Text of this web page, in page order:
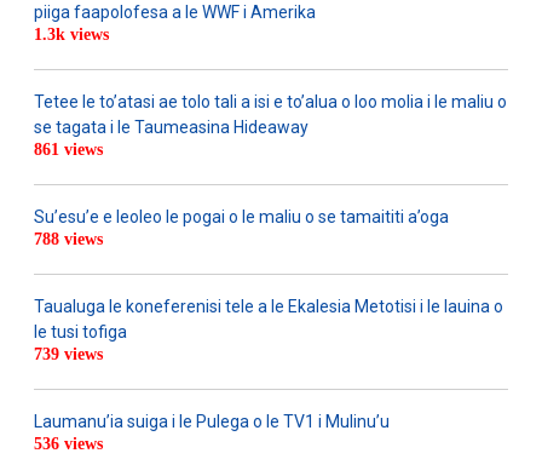
piiga faapolofesa a le WWF i Amerika
1.3k views
Tetee le to’atasi ae tolo tali a isi e to’alua o loo molia i le maliu o
se tagata i le Taumeasina Hideaway
861 views
Su’esu’e e leoleo le pogai o le maliu o se tamaititi a’oga
788 views
Taualuga le koneferenisi tele a le Ekalesia Metotisi i le lauina o
le tusi tofiga
739 views
Laumanu’ia suiga i le Pulega o le TV1 i Mulinu’u
536 views